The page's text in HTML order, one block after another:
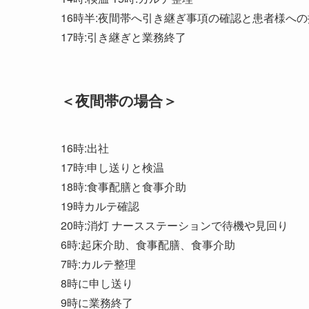
16時半:夜間帯へ引き継ぎ事項の確認と患者様へ
17時:引き継ぎと業務終了
＜夜間帯の場合＞
16時:出社
17時:申し送りと検温
18時:食事配膳と食事介助
19時カルテ確認
20時:消灯 ナースステーションで待機や見回り
6時:起床介助、食事配膳、食事介助
7時:カルテ整理
8時に申し送り
9時に業務終了